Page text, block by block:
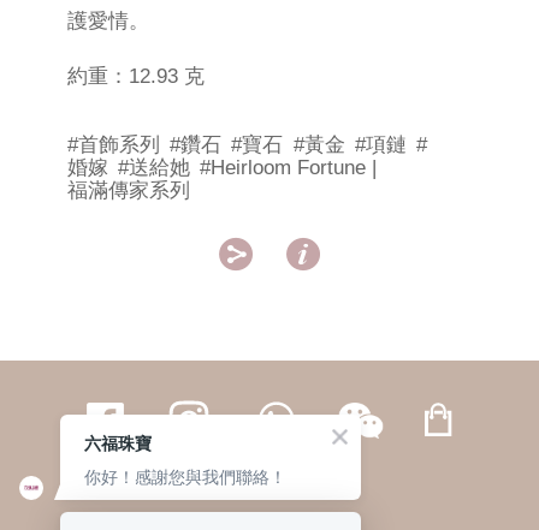
護愛情。
約重：12.93 克
#首飾系列 #鑽石 #寶石 #黃金 #項鏈 #
婚嫁 #送給她 #Heirloom Fortune |
福滿傳家系列
 
繁體 | 簡体
六福珠寶
你好！感謝您與我們聯絡！